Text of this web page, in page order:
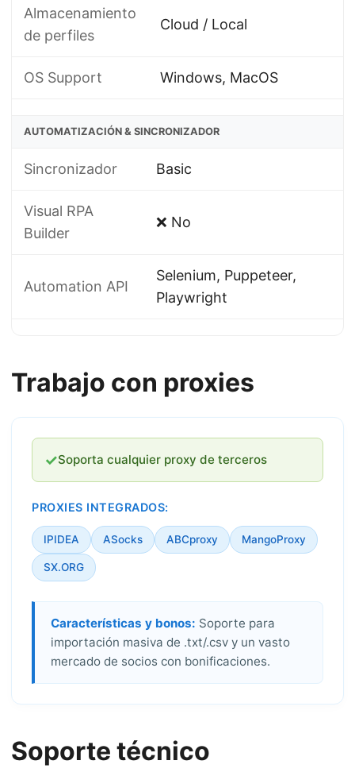
Almacenamiento
de perfiles
Cloud / Local
OS Support Windows, MacOS
AUTOMATIZACIÓN & SINCRONIZADOR
Sincronizador Basic
Visual RPA
Builder
❌ No
Automation API
Selenium, Puppeteer,
Playwright
Trabajo con proxies
✓Soporta cualquier proxy de terceros
PROXIES INTEGRADOS:
IPIDEA ASocks ABCproxy MangoProxy
SX.ORG
Características y bonos: Soporte para
importación masiva de .txt/.csv y un vasto
mercado de socios con bonificaciones.
Soporte técnico